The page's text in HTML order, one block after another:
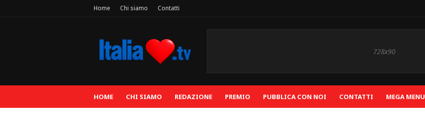
Home Chi siamo Contatti
HOME CHI SIAMO REDAZIONE PREMIO PUBBLICA CON NOI CONTATTI MEGA MENU